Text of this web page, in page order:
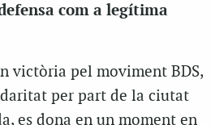
defensa com a legítima
victòria pel moviment BDS,
per part de la ciutat
es dona en un moment en